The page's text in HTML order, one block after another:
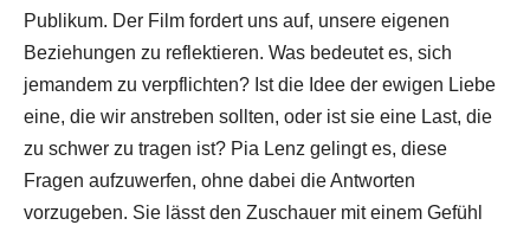
Publikum. Der Film fordert uns auf, unsere eigenen
Beziehungen zu reflektieren. Was bedeutet es, sich
jemandem zu verpflichten? Ist die Idee der ewigen Liebe
eine, die wir anstreben sollten, oder ist sie eine Last, die
zu schwer zu tragen ist? Pia Lenz gelingt es, diese
Fragen aufzuwerfen, ohne dabei die Antworten
vorzugeben. Sie lässt den Zuschauer mit einem Gefühl